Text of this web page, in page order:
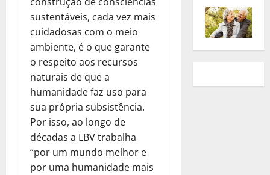
sustentáveis, cada vez mais
cuidadosas com o meio
ambiente, é o que garante
o respeito aos recursos
naturais de que a
humanidade faz uso para
sua própria subsistência.
Por isso, ao longo de
décadas a LBV trabalha
“por um mundo melhor e
por uma humanidade mais